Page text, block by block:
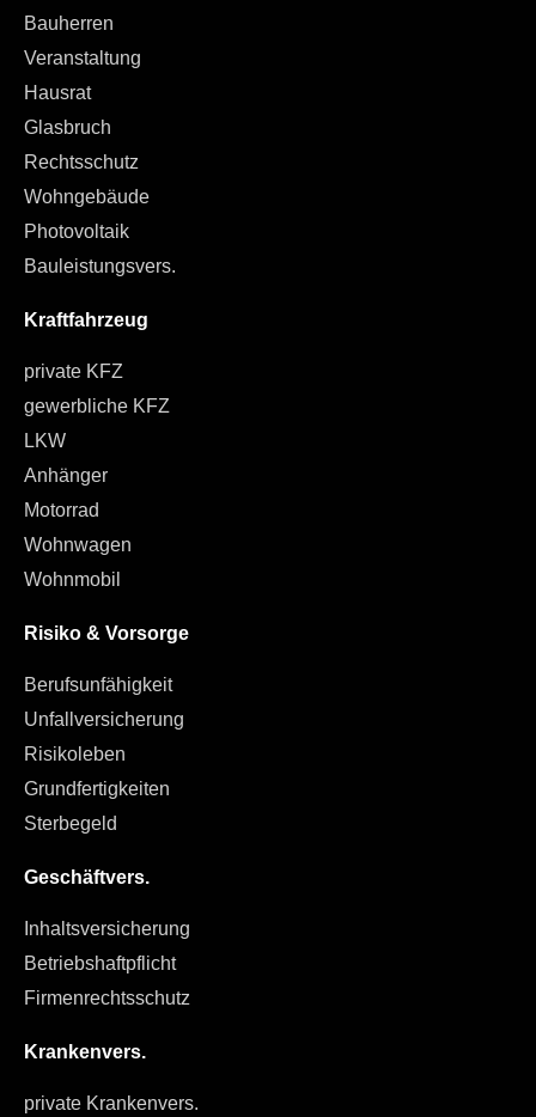
Bauherren
Veranstaltung
Hausrat
Glasbruch
Rechtsschutz
Wohngebäude
Photovoltaik
Bauleistungsvers.
Kraftfahrzeug
private KFZ
gewerbliche KFZ
LKW
Anhänger
Motorrad
Wohnwagen
Wohnmobil
Risiko & Vorsorge
Berufsunfähigkeit
Unfallversicherung
Risikoleben
Grundfertigkeiten
Sterbegeld
Geschäftvers.
Inhaltsversicherung
Betriebshaftpflicht
Firmenrechtsschutz
Krankenvers.
private Krankenvers.